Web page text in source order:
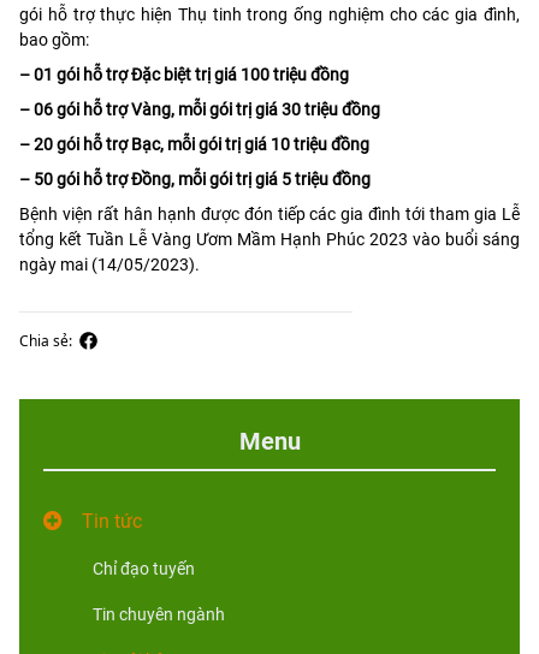
gói hỗ trợ thực hiện Thụ tinh trong ống nghiệm cho các gia đình,
bao gồm:
– 01 gói hỗ trợ Đặc biệt trị giá 100 triệu đồng
– 06 gói hỗ trợ Vàng, mỗi gói trị giá 30 triệu đồng
– 20 gói hỗ trợ Bạc, mỗi gói trị giá 10 triệu đồng
– 50 gói hỗ trợ Đồng, mỗi gói trị giá 5 triệu đồng
Bệnh viện rất hân hạnh được đón tiếp các gia đình tới tham gia Lễ
tổng kết Tuần Lễ Vàng Ươm Mầm Hạnh Phúc 2023 vào buổi sáng
ngày mai (14/05/2023).
Chia sẻ:
Menu
Tin tức
Chỉ đạo tuyến
Tin chuyên ngành